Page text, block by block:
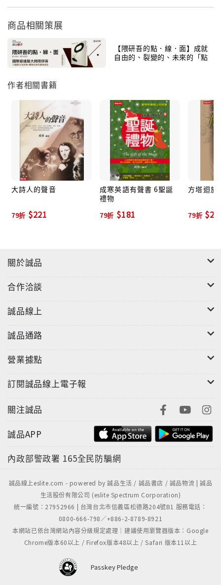
美國亞利桑那州立大學（ASU-Main Campus）學士、
英語教學碩士。由於唸書的緣故，曾經住過世界許多地
方，從臺灣彰化、新竹、台北，然後到美國、歐洲。每
視覺的喜悅，於是寫下這本個人的建築遊記。
商品相關策展
【隈研吾的點．線．面】成就
自由的、裂變的、未來的「點
作者相關書籍
大詩人的聲音
79折 $221
成寒英語有聲書 6聖誕
禮物
79折 $181
方塔迴旋
79折
關於誠品
合作洽談
誠品線上
誠品通路
營業據點
訂閱誠品線上電子報
關注誠品
誠品APP
內政部警政署 165全民防騙網
誠品線上eslite.com - powered by 誠品生活 / 誠品書店 / 誠品物流 | 誠品
生活股份有限公司 (eslite Spectrum Corporation)
統一編號：27952966 | 台灣台北市信義區松德路204號B1 服務電話：
0800-666-798／+886-2-8789-8921
本網站已依台灣網站內容分級規定處理｜建議使用瀏覽器版本：Google
Chrome版本60以上 / Firefox版本48以上 / Safari 版本11以上
Passkey Pledge